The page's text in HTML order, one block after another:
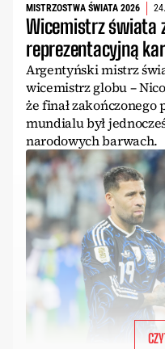
MISTRZOSTWA ŚWIATA 2026
Wicemistrz świata
reprezentacyjną
Argentyński mistrz
wicemistrz globu –
że finał
mundialu był
narodowych barwach.